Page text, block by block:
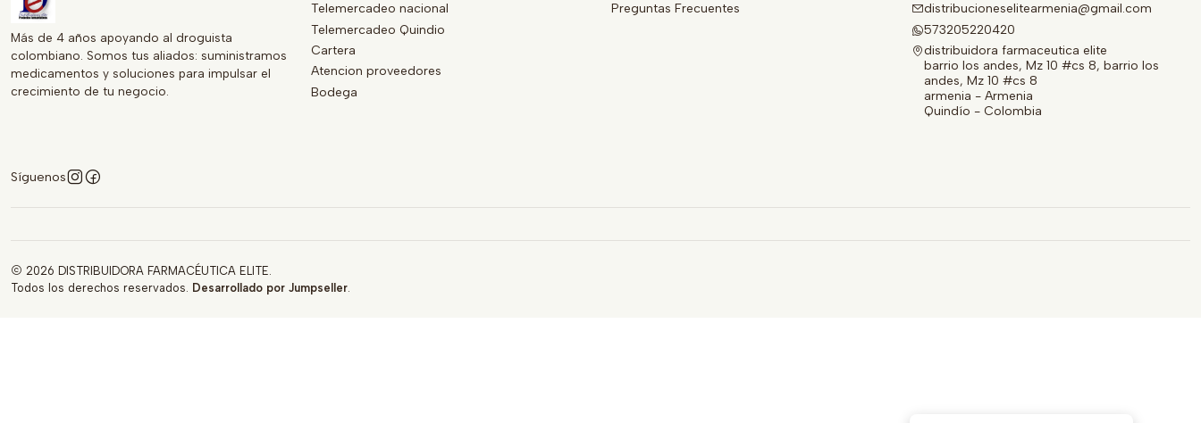
Más de 4 años apoyando al droguista
colombiano. Somos tus aliados: suministramos
medicamentos y soluciones para impulsar el
crecimiento de tu negocio.
Síguenos
Telemercadeo nacional
Telemercadeo Quindio
Cartera
Atencion proveedores
Bodega
Preguntas Frecuentes
distribucioneselitearmenia@gmail.com
573205220420
distribuidora farmaceutica elite
barrio los andes, Mz 10 #cs 8, barrio los
andes, Mz 10 #cs 8
armenia - Armenia
Quindío - Colombia
2026 DISTRIBUIDORA FARMACÉUTICA ELITE.
Todos los derechos reservados. Desarrollado por Jumpseller.